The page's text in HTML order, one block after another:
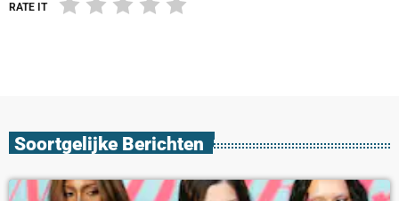
RATE IT
Soortgelijke Berichten